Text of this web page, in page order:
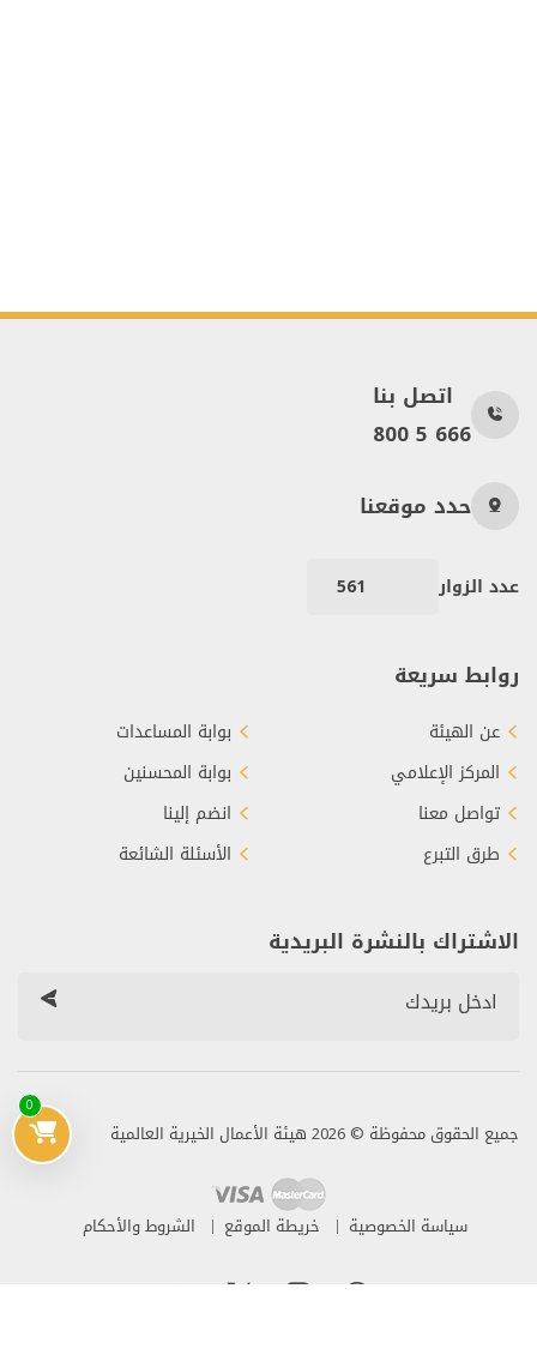
0
اتصل بنا
800 5 666
حدد موقعنا
عدد الزوار 561
روابط سريعة
عن الهيئة
المركز الإعلامي
تواصل معنا
طرق التبرع
بوابة المساعدات
بوابة المحسنين
انضم إلينا
الأسئلة الشائعة
الاشتراك بالنشرة البريدية
جميع الحقوق محفوظة © 2026 هيئة الأعمال الخيرية العالمية
سياسة الخصوصية خريطة الموقع الشروط والأحكام